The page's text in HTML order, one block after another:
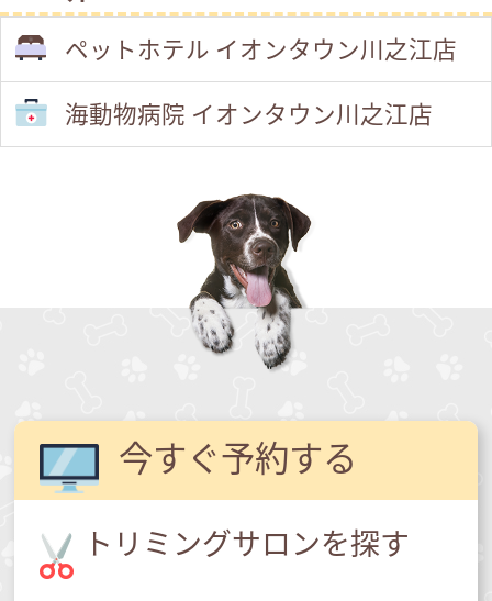
ペットホテル イオンタウン川之江店
海動物病院 イオンタウン川之江店
今すぐ予約する
トリミングサロンを探す